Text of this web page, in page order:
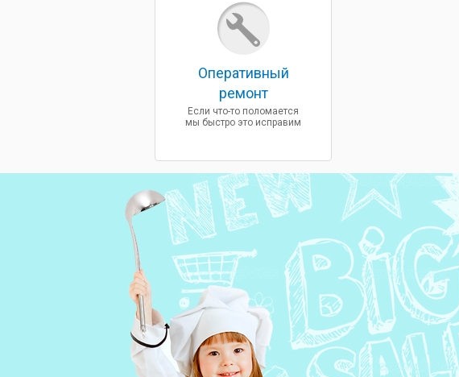
Оперативный
ремонт
Если что-то поломается
мы быстро это исправим